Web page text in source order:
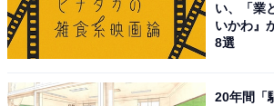
い、「業
いかわ』
8選
20年間「